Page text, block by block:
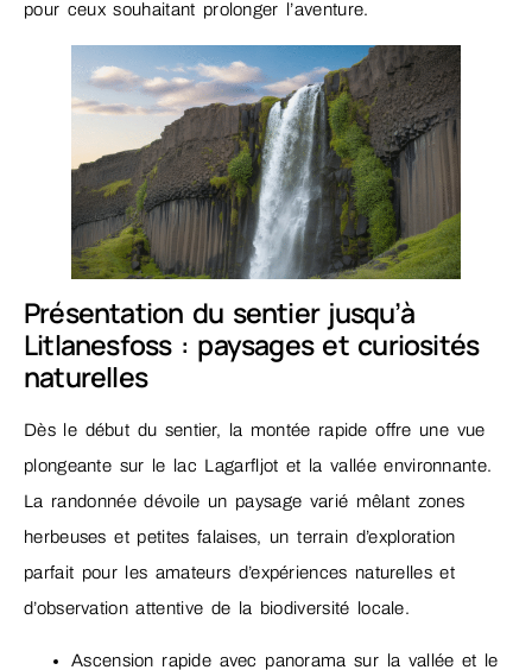
pour ceux souhaitant prolonger l’aventure.
Présentation du sentier jusqu’à
Litlanesfoss : paysages et curiosités
naturelles
Dès le début du sentier, la montée rapide offre une vue
plongeante sur le lac Lagarfljot et la vallée environnante.
La randonnée dévoile un paysage varié mêlant zones
herbeuses et petites falaises, un terrain d’exploration
parfait pour les amateurs d’expériences naturelles et
d’observation attentive de la biodiversité locale.
Ascension rapide avec panorama sur la vallée et le